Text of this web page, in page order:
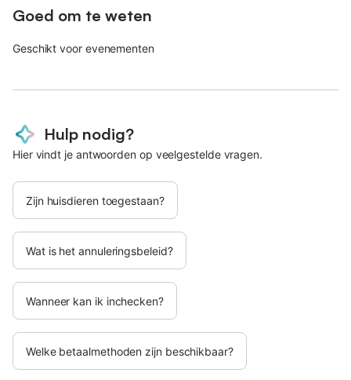
Goed om te weten
Geschikt voor evenementen
Hulp nodig?
Hier vindt je antwoorden op veelgestelde vragen.
Zijn huisdieren toegestaan?
Wat is het annuleringsbeleid?
Wanneer kan ik inchecken?
Welke betaalmethoden zijn beschikbaar?